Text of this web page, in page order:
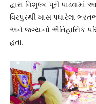
દ્વારા નિશુલ્ક પૂરી
વિરપુરથી ખાસ પધારેલા
અને જગ્યાનો ઐતિહાસિક
હતા.